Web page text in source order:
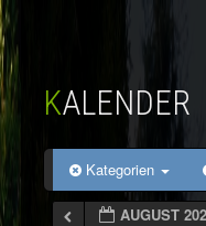
KALENDER
Kategorien
AUGUST